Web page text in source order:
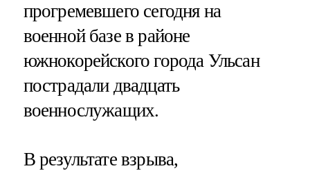
прогремевшего сегодня на
военной базе в районе
южнокорейского города Ульсан
пострадали двадцать
военнослужащих.
В результате взрыва,